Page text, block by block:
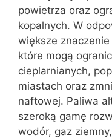
powietrza oraz
kopalnych. W
większe
które mogą
cieplarnianych,
miastach oraz
naftowej. Paliwa
szeroką gamę
wodór, gaz